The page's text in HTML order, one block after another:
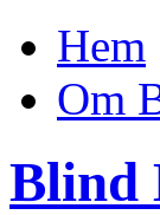
Hem
Om
Blind